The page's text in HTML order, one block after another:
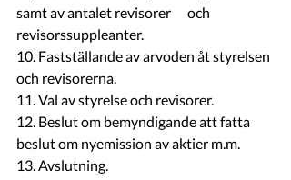
samt av antalet revisorer      och
revisorssuppleanter.
10. Fastställande av arvoden åt styrelsen
och revisorerna.
11. Val av styrelse och revisorer.
12. Beslut om bemyndigande att fatta
beslut om nyemission av aktier m.m.
13. Avslutning.